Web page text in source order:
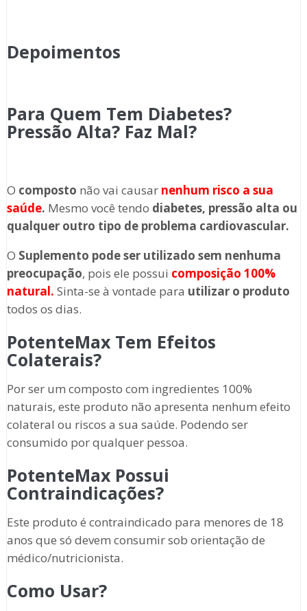
Depoimentos
Para Quem Tem Diabetes?
Pressão Alta? Faz Mal?
O composto não vai causar nenhum risco a sua
saúde. Mesmo você tendo diabetes, pressão alta ou
qualquer outro tipo de problema cardiovascular.
O Suplemento pode ser utilizado sem nenhuma
preocupação, pois ele possui composição 100%
natural. Sinta-se à vontade para utilizar o produto
todos os dias.
PotenteMax Tem Efeitos
Colaterais?
Por ser um composto com ingredientes 100%
naturais, este produto não apresenta nenhum efeito
colateral ou riscos a sua saúde. Podendo ser
consumido por qualquer pessoa.
PotenteMax Possui
Contraindicações?
Este produto é contraindicado para menores de 18
anos que só devem consumir sob orientação de
médico/nutricionista.
Como Usar?